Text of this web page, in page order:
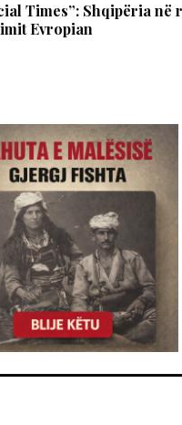
Times”: Shqipëria në
Evropian